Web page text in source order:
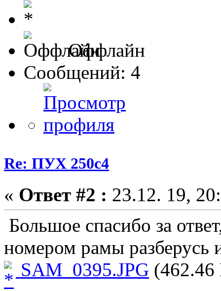
Оффлайн
Сообщений: 4
Re: ПУХ 250с4
« Ответ #2 : 23.12. 19,
Большое спасибо за
номером рамы разберусь
SAM_0395.JPG